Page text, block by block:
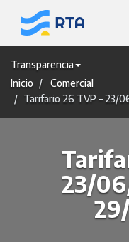
contenido
Transparencia
Inicio
Comercial
Tarifario 26 TVP – 23/
23/